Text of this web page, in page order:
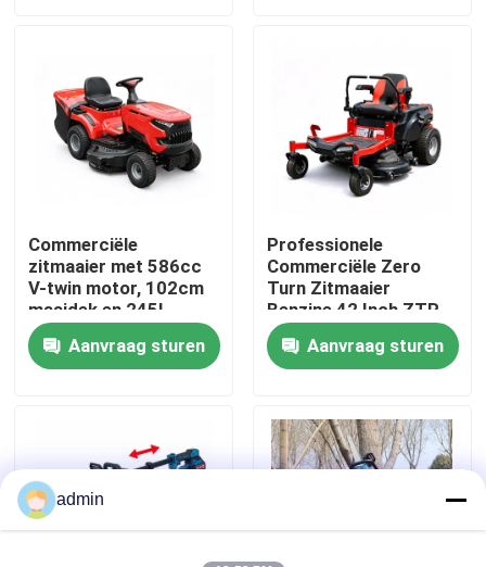
Video's
Over ons
Neem contact met ons op
Vraag een offerte
Handbediend Mini Chainsaw
Commerciële
zitmaaier met 586cc
V-twin motor, 102cm
maaidek en 245L
grasopvangzak
Aanvraag sturen
Professionele
Commerciële Zero
Turn Zitmaaier
Benzine 42 Inch ZTR
Maaier
Aanvraag sturen
admin